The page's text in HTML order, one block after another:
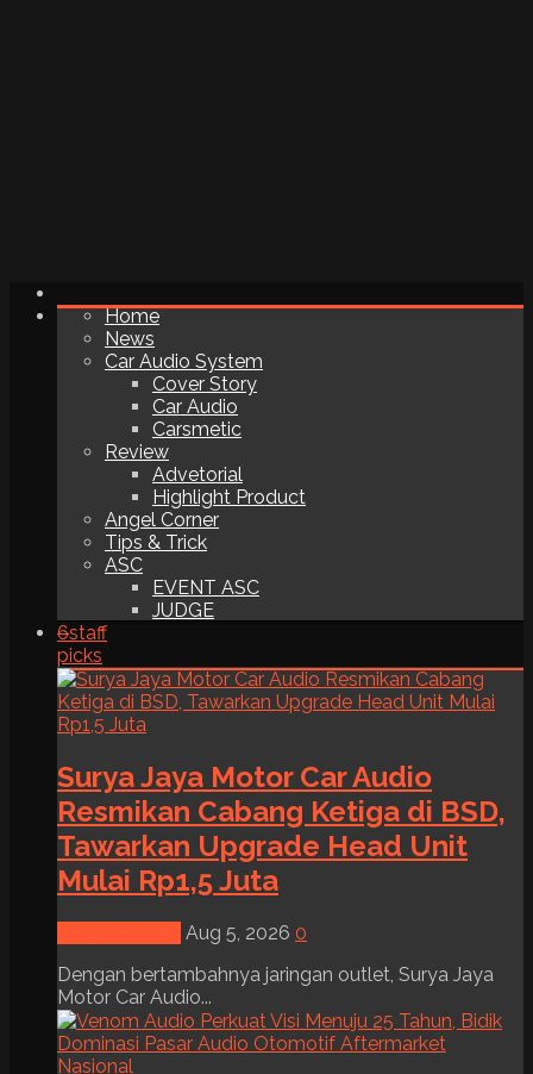
Home
News
Car Audio System
Cover Story
Car Audio
Carsmetic
Review
Advetorial
Highlight Product
Angel Corner
Tips & Trick
ASC
EVENT ASC
JUDGE
6staff
picks
Surya Jaya Motor Car Audio
Resmikan Cabang Ketiga di BSD,
Tawarkan Upgrade Head Unit
Mulai Rp1,5 Juta
Aug 5, 2026 0
Dengan bertambahnya jaringan outlet, Surya Jaya
Motor Car Audio...